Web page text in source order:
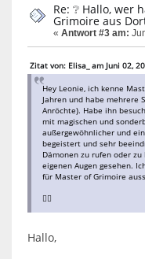
Re: ❔ Hallo,
Grimoire aus
« Antwort #3 am:
Zitat von: Elisa_ am Juni 02,
Hey Leonie, ich kenne
Jahren und habe mehrere
Anröchte). Habe ihn
mit magischen und
außergewöhnlicher und
begeistert und sehr
Dämonen zu rufen oder
eigenen Augen gesehen.
für Master of Grimoire
👍🏻
Hallo,